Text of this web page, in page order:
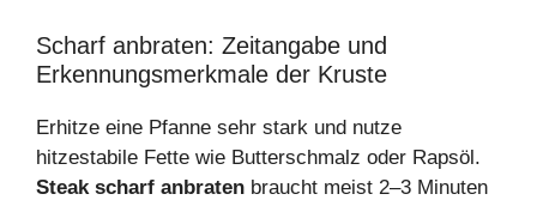
Scharf anbraten: Zeitangabe und
Erkennungsmerkmale der Kruste
Erhitze eine Pfanne sehr stark und nutze
hitzestabile Fette wie Butterschmalz oder Rapsöl.
Steak scharf anbraten braucht meist 2–3 Minuten